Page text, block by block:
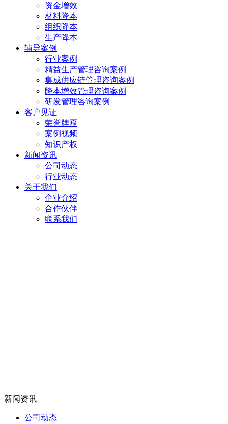
资金增效
材料降本
组织降本
生产降本
辅导案例
行业案例
精益生产管理咨询案例
集成供应链管理咨询案例
降本增效管理咨询案例
研发管理咨询案例
客户见证
荣誉牌匾
案例视频
知识产权
新闻资讯
公司动态
行业动态
关于我们
企业介绍
合作伙伴
联系我们
新闻资讯
公司动态